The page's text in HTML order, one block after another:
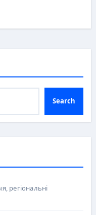
Search
регіональні